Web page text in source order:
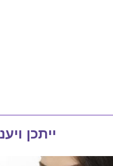
ייתכן